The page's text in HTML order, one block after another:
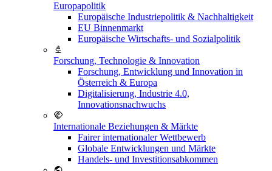
Europapolitik
Europäische Industriepolitik & Nachhaltigkeit
EU Binnenmarkt
Europäische Wirtschafts- und Sozialpolitik
Forschung, Technologie & Innovation
Forschung, Entwicklung und Innovation in
Österreich & Europa
Digitalisierung, Industrie 4.0,
Innovationsnachwuchs
Internationale Beziehungen & Märkte
Fairer internationaler Wettbewerb
Globale Entwicklungen und Märkte
Handels- und Investitionsabkommen